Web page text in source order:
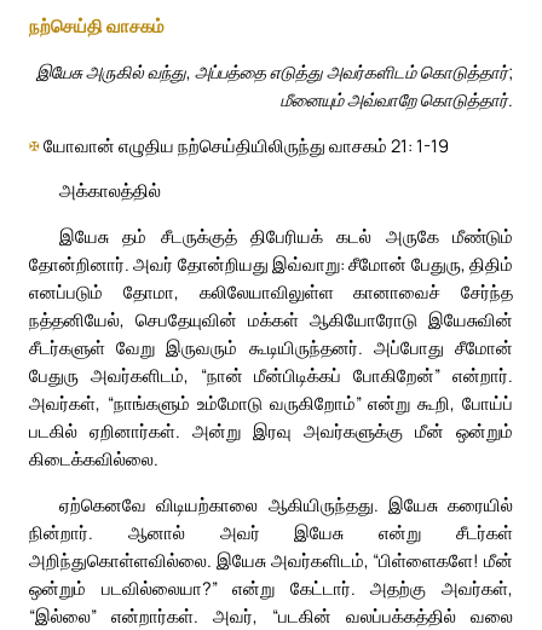
நற்செய்தி வாசகம்
இயேசு அருகில் வந்து, அப்பத்தை எடுத்து அவர்களிடம் கொடுத்தார்;
மீனையும் அவ்வாறே கொடுத்தார்.
✠யோவான் எழுதிய நற்செய்தியிலிருந்து வாசகம் 21: 1-19
அக்காலத்தில்
இயேசு தம் சீடருக்குத் திபேரியக் கடல் அருகே மீண்டும்
தோன்றினார். அவர் தோன்றியது இவ்வாறு: சீமோன் பேதுரு, திதிம்
எனப்படும் தோமா, கலிலேயாவிலுள்ள கானாவைச் சேர்ந்த
நத்தனியேல், செபதேயுவின் மக்கள் ஆகியோரோடு இயேசுவின்
சீடர்களுள் வேறு இருவரும் கூடியிருந்தனர். அப்போது சீமோன்
பேதுரு அவர்களிடம், “நான் மீன்பிடிக்கப் போகிறேன்” என்றார்.
அவர்கள், “நாங்களும் உம்மோடு வருகிறோம்” என்று கூறி, போய்ப்
படகில் ஏறினார்கள். அன்று இரவு அவர்களுக்கு மீன் ஒன்றும்
கிடைக்கவில்லை.
ஏற்கெனவே விடியற்காலை ஆகியிருந்தது. இயேசு கரையில்
நின்றார். ஆனால் அவர் இயேசு என்று சீடர்கள்
அறிந்துகொள்ளவில்லை. இயேசு அவர்களிடம், “பிள்ளைகளே! மீன்
ஒன்றும் படவில்லையா?” என்று கேட்டார். அதற்கு அவர்கள்,
“இல்லை” என்றார்கள். அவர், “படகின் வலப்பக்கத்தில் வலை